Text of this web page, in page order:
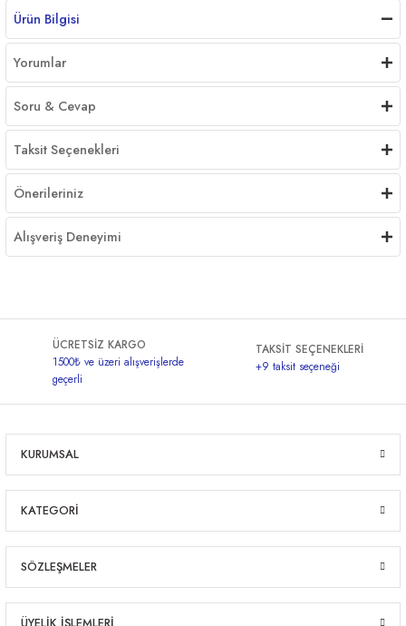
Ürün Bilgisi
Yorumlar
Soru & Cevap
Taksit Seçenekleri
Önerileriniz
Alışveriş Deneyimi
ÜCRETSİZ KARGO
1500₺ ve üzeri alışverişlerde
geçerli
TAKSİT SEÇENEKLERİ
+9 taksit seçeneği
KURUMSAL
KATEGORİ
SÖZLEŞMELER